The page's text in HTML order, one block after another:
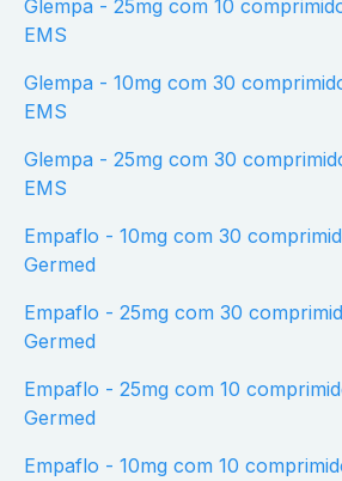
Glempa - 25mg com 10 comprimidos revestidos -
EMS
Glempa - 10mg com 30 comprimidos revestidos -
EMS
Glempa - 25mg com 30 comprimidos revestidos -
EMS
Empaflo - 10mg com 30 comprimidos revestidos -
Germed
Empaflo - 25mg com 30 comprimidos revestidos -
Germed
Empaflo - 25mg com 10 comprimidos revestidos -
Germed
Empaflo - 10mg com 10 comprimidos revestidos -